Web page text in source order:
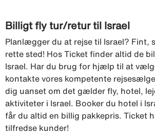
Billigt fly tur/retur til Israel
Planlægger du at rejse til Israel? Fint,
rette sted! Hos Ticket finder altid de
Israel. Har du brug for hjælp til at
kontakte vores kompetente
dig uanset om det gælder fly, hotel,
aktiviteter i Israel. Booker du hotel i
får du altid en billig pakkepris. Ticket
tilfredse kunder!